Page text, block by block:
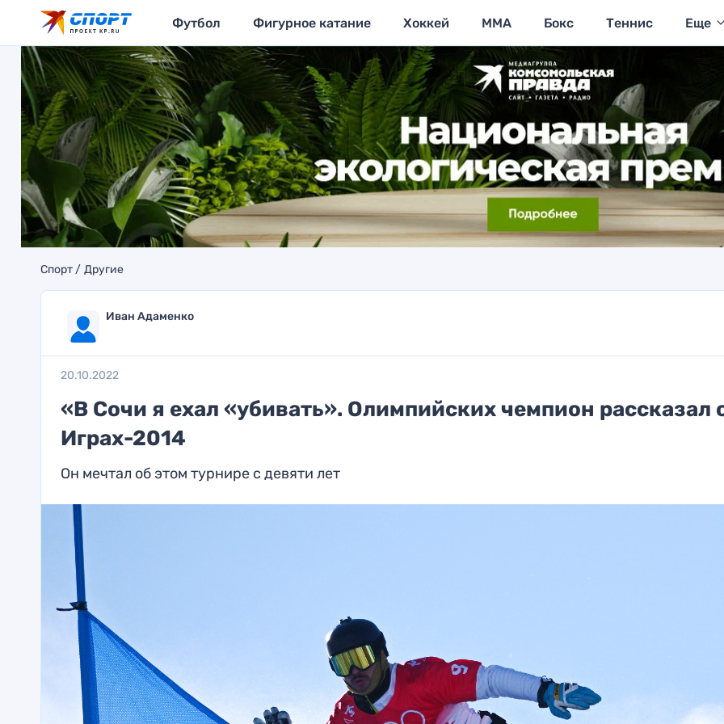
Футбол Фигурное катание Хоккей MMA Бокс Теннис Еще
Спорт Другие
Иван Адаменко
20.10.2022
«В Сочи я ехал «убивать». Олимпийских чемпион рассказал
Играх-2014
Он мечтал об этом турнире с девяти лет